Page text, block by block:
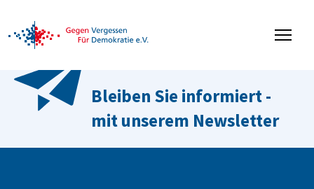
Bleiben Sie informiert -
mit unserem Newsletter